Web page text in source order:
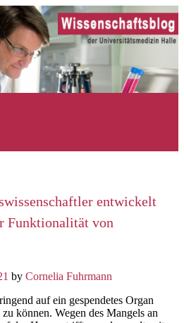
entwickelt
Funktionalität von
by Cornelia Fuhrmann
auf ein gespendetes Organ
können. Wegen des Mangels an